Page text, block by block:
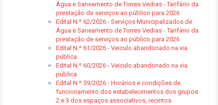
Água e Saneamento de Torres Vedras - Tarifário da
prestação de serviços ao público para 2026
Edital N.º 62/2026 - Serviços Municipalizados de
Água e Saneamento de Torres Vedras - Tarifário da
prestação de serviços ao público para 2026
Edital N.º 61/2026 - Veiculo abandonado na via
pública
Edital N.º 60/2026 - Veiculo abandonado na via
pública
Edital N.º 59/2026 - Horários e condições de
funcionamento dos estabelecimentos dos grupos
2 e 3 dos espaços associativos, recintos